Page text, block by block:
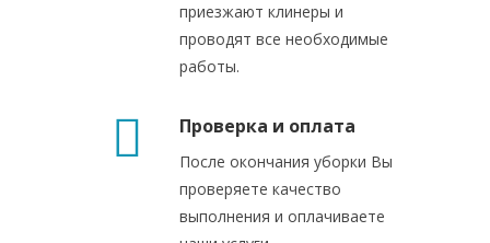
приезжают клинеры и
проводят все необходимые
работы.
Проверка и оплата
После окончания уборки Вы
проверяете качество
выполнения и оплачиваете